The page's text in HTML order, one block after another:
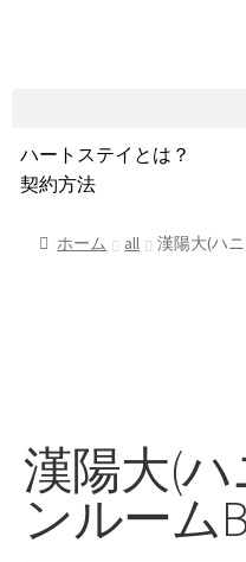
ハートステイとは？
契約方法
サービス費用
ホーム all 漢陽大(ハ
漢陽大(
ンルームB